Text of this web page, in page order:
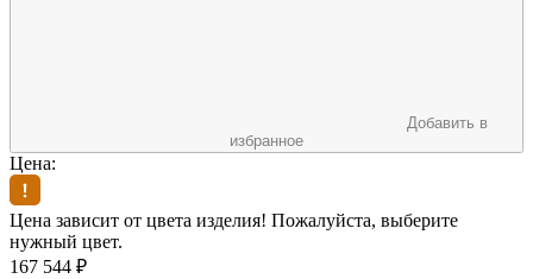
Добавить в
избранное
Цена:
Цена зависит от цвета изделия! Пожалуйста, выберите
нужный цвет.
167 544 ₽